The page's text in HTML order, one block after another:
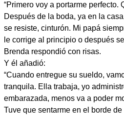
“Primero voy a portarme perfecto.
Después de la boda, ya en la
se resiste, cinturón. Mi papá
le corrige al principio o después
Brenda respondió con risas.
Y él añadió:
“Cuando entregue su sueldo,
tranquila. Ella trabaja, yo
embarazada, menos va a poder
Tuve que sentarme en el borde de